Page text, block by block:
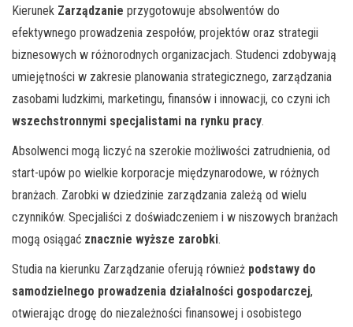
Kierunek Zarządzanie przygotowuje absolwentów do
efektywnego prowadzenia zespołów, projektów oraz strategii
biznesowych w różnorodnych organizacjach. Studenci zdobywają
umiejętności w zakresie planowania strategicznego, zarządzania
zasobami ludzkimi, marketingu, finansów i innowacji, co czyni ich
wszechstronnymi specjalistami na rynku pracy.
Absolwenci mogą liczyć na szerokie możliwości zatrudnienia, od
start-upów po wielkie korporacje międzynarodowe, w różnych
branżach. Zarobki w dziedzinie zarządzania zależą od wielu
czynników. Specjaliści z doświadczeniem i w niszowych branżach
mogą osiągać znacznie wyższe zarobki.
Studia na kierunku Zarządzanie oferują również podstawy do
samodzielnego prowadzenia działalności gospodarczej,
otwierając drogę do niezależności finansowej i osobistego